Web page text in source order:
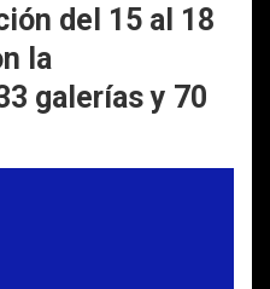
del 15 al 18
la
galerías y 70